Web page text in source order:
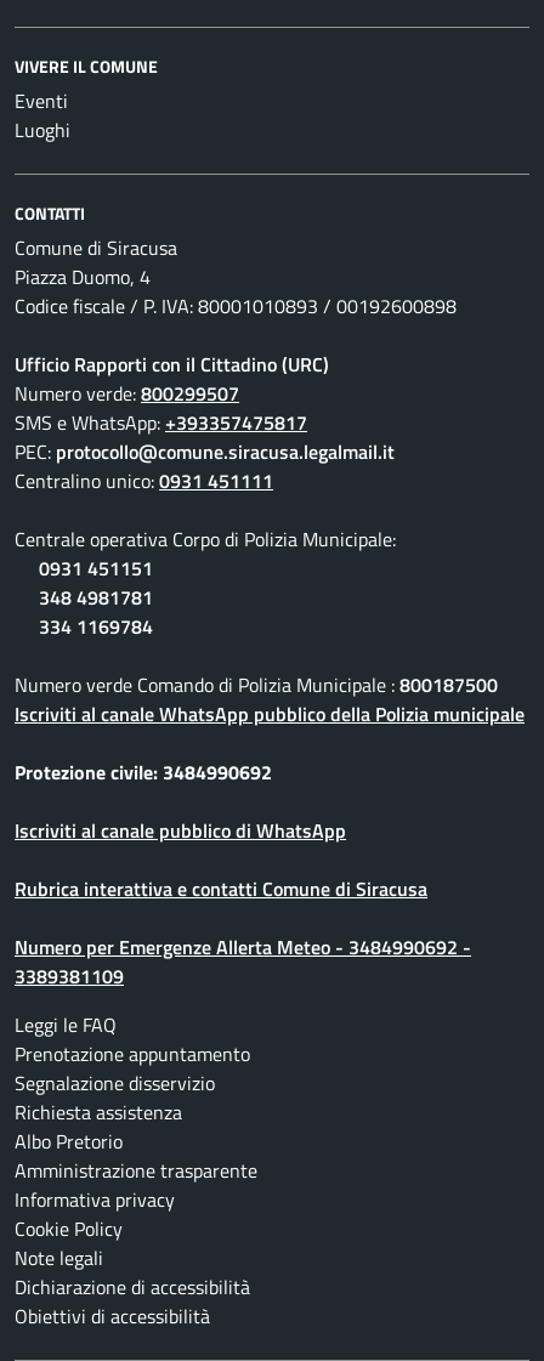
VIVERE IL COMUNE
Eventi
Luoghi
CONTATTI
Comune di Siracusa
Piazza Duomo, 4
Codice fiscale / P. IVA: 80001010893 / 00192600898
Ufficio Rapporti con il Cittadino (URC)
Numero verde:800299507
SMS e WhatsApp:+393357475817
PEC: protocollo@comune.siracusa.legalmail.it
Centralino unico:0931 451111
Centrale operativa Corpo di Polizia Municipale:
0931 451151
348 4981781
334 1169784
Numero verde Comando di Polizia Municipale :800187500
Iscriviti al canale WhatsApp pubblico della Polizia municipale
Protezione civile: 3484990692
Iscriviti al canale pubblico di WhatsApp
Rubrica interattiva e contatti Comune di Siracusa
Numero per Emergenze Allerta Meteo - 3484990692 -
3389381109
Leggi le FAQ
Prenotazione appuntamento
Segnalazione disservizio
Richiesta assistenza
Albo Pretorio
Amministrazione trasparente
Informativa privacy
Cookie Policy
Note legali
Dichiarazione di accessibilità
Obiettivi di accessibilità